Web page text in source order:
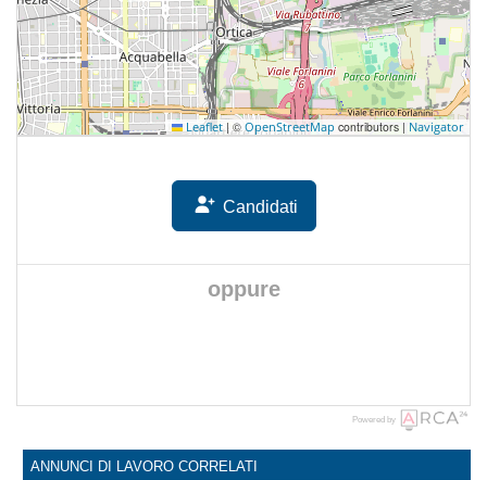
Leaflet |©OpenStreetMap contributors | Navigator
Candidati
oppure
Powered by
ANNUNCI DI LAVORO CORRELATI